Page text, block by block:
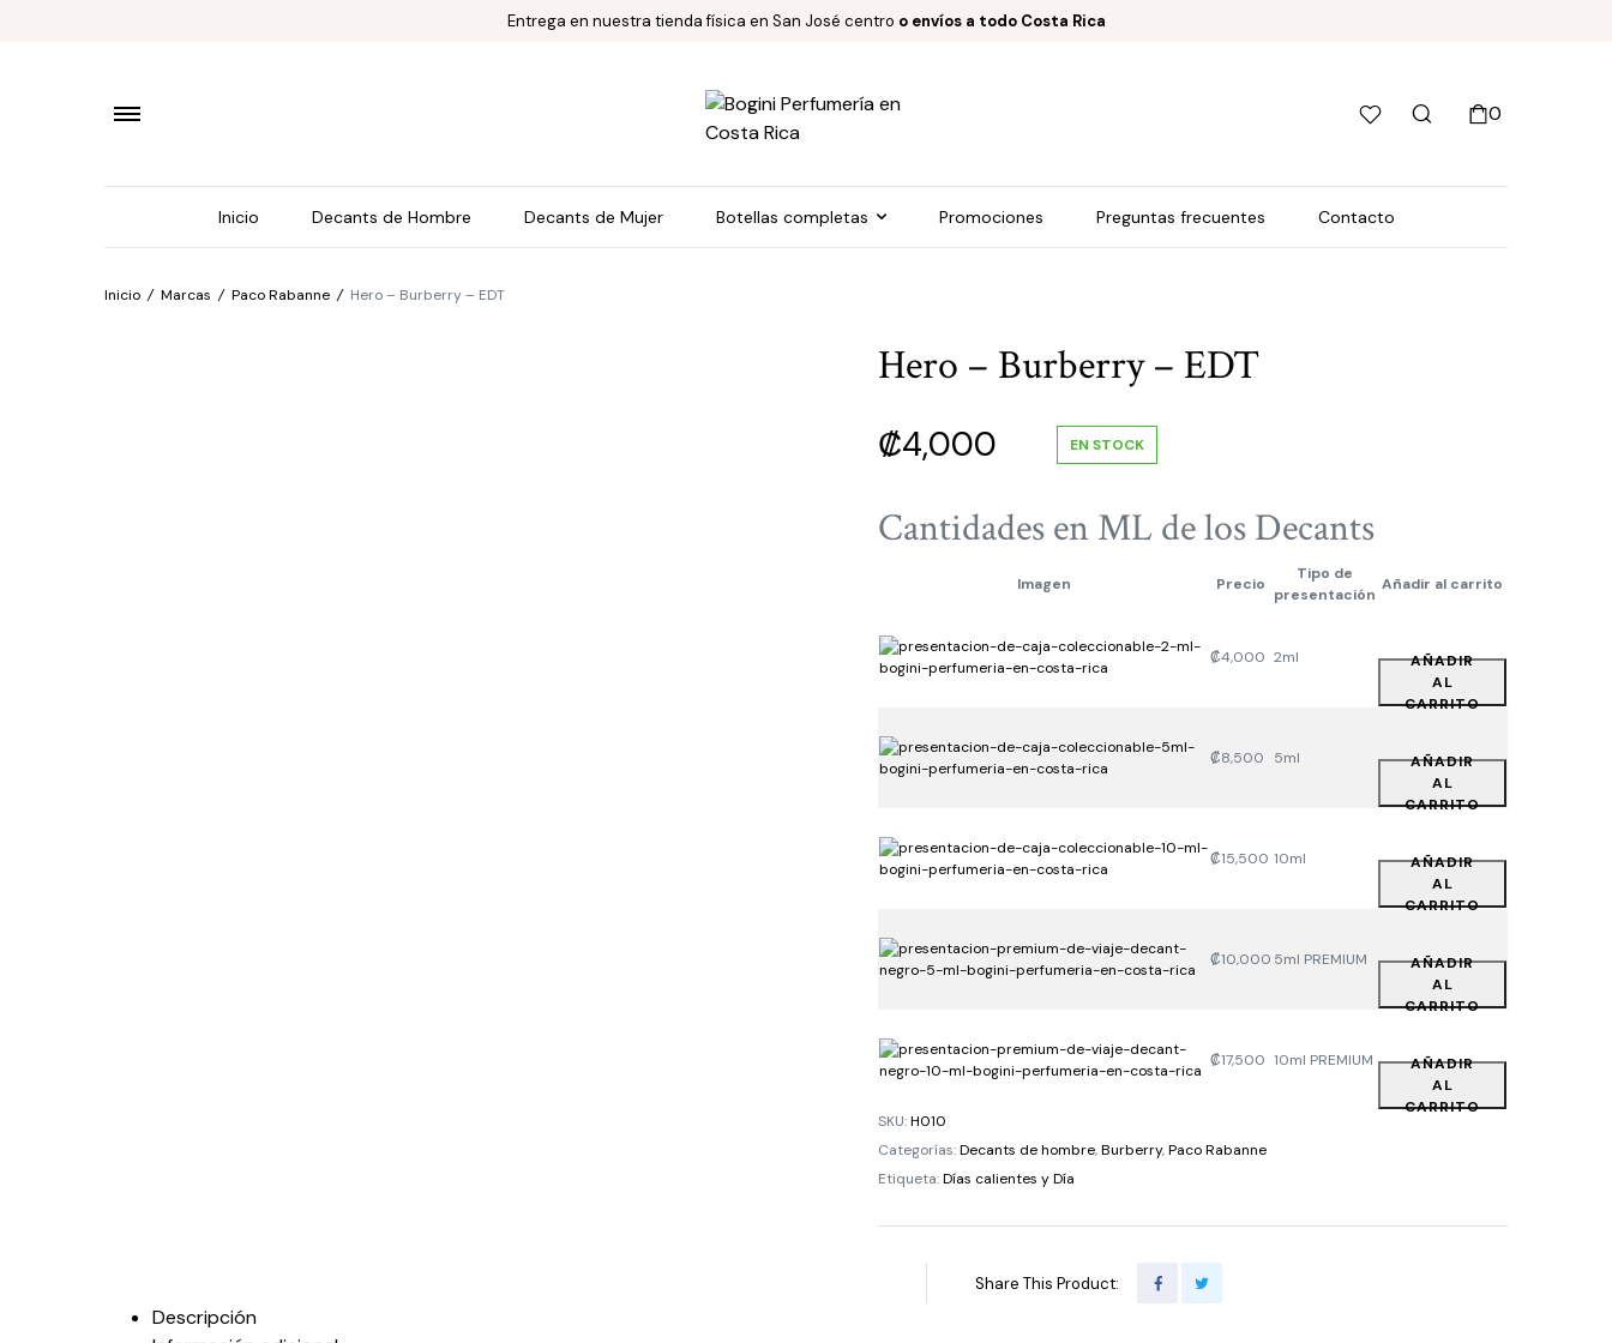
Entrega en nuestra tienda física en San José centro o envíos a todo Costa Rica
0
Inicio Decants de Hombre Decants de Mujer Botellas completas Promociones Preguntas frecuentes Contacto
Inicio / Marcas / Paco Rabanne / Hero – Burberry – EDT
Hero – Burberry – EDT
₡4,000 EN STOCK
Cantidades en ML de los Decants
Imagen Precio
Tipo de
presentación
Añadir al carrito
₡4,000 2ml
AÑADIR
AL
CARRITO
₡8,500 5ml
AÑADIR
AL
CARRITO
₡15,500 10ml
AÑADIR
AL
CARRITO
₡10,000 5ml PREMIUM
AÑADIR
AL
CARRITO
₡17,500 10ml PREMIUM
AÑADIR
AL
CARRITO
SKU:H010
Categorías:Decants de hombre,Burberry,Paco Rabanne
Etiqueta:Días calientes y Día
Share This Product:
Descripción